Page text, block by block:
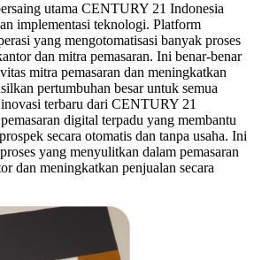
utama CENTURY 21 Indonesia
implementasi teknologi. Platform
yang mengotomatisasi banyak proses
dan mitra pemasaran. Ini benar-benar
mitra pemasaran dan meningkatkan
pertumbuhan besar untuk semua
terbaru dari CENTURY 21
digital terpadu yang membantu
secara otomatis dan tanpa usaha. Ini
yang menyulitkan dalam pemasaran
dan meningkatkan penjualan secara